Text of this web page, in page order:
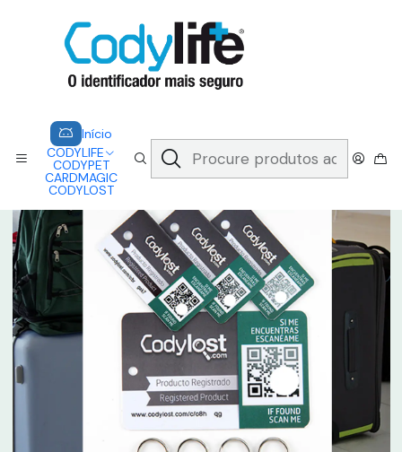
Início
CODYLIFE
CODYPET
CARDMAGIC
CODYLOST
A CODYLIFE PERMITE AOS SOCORRISTAS ACEDER
INSTANTANEAMENTE AOS SEUS DADOS ATRAVÉS DE UM QR CODE
Saber mais